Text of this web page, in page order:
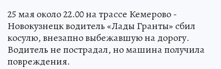
25 мая около 22.00 на трассе Кемерово -
Новокузнецк водитель «Лады Гранты» сбил
косулю, внезапно выбежавшую на дорогу.
Водитель не пострадал, но машина получила
повреждения.